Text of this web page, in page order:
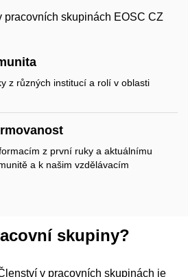
pracovních skupinách EOSC CZ
z různých institucí a rolí v oblasti
z první ruky a aktuálnímu
a k našim vzdělávacím
skupiny?
v pracovních skupinách je